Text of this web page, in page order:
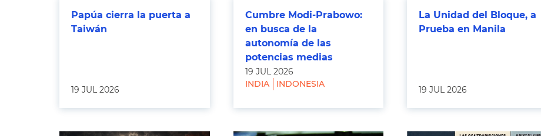
Papúa cierra la puerta a
Taiwán
19 JUL 2026
Cumbre Modi-Prabowo:
en busca de la
autonomía de las
potencias medias
19 JUL 2026
INDIA
INDONESIA
La Unidad del Bloque, a
Prueba en Manila
19 JUL 2026